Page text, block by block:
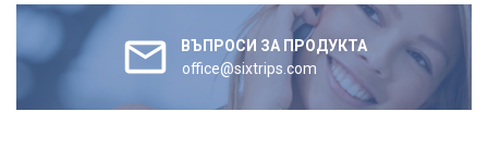
ВЪПРОСИ ЗА ПРОДУКТА
office@sixtrips.com